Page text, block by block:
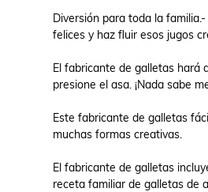
Diversión para toda la
felices y haz fluir esos jugos
El fabricante de galletas hará
presione el asa. ¡Nada sabe
Este fabricante de galletas
muchas formas creativas.
El fabricante de galletas
receta familiar de galletas de